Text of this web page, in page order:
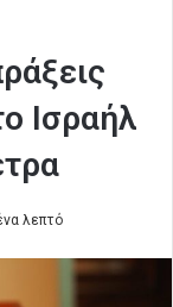
Ισραήλ
λεπτό